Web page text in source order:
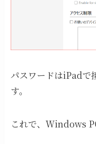
パスワードはiPadで
す。
これで、Windows